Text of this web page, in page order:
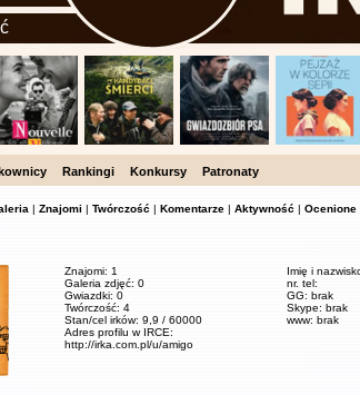
Rankingi Konkursy Patronaty
| Znajomi | Twórczość | Komentarze | Aktywność | Ocenione
Znajomi: 1
Galeria zdjęć: 0
Gwiazdki: 0
Twórczość: 4
Stan/cel irków: 9,9 / 60000
Adres profilu w IRCE:
http://irka.com.pl/u/amigo
Imię i
nr. tel:
GG: brak
Skype: brak
www: brak